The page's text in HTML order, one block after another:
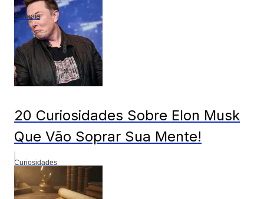
Animais
20 Curiosidades Sobre Elon Musk
Que Vão Soprar Sua Mente!
Curiosidades